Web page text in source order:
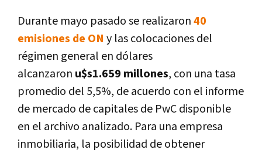
Durante mayo pasado se realizaron40
emisiones de ON y las colocaciones del
régimen general en dólares
alcanzaron u$s1.659 millones, con una tasa
promedio del 5,5%, de acuerdo con el informe
de mercado de capitales de PwC disponible
en el archivo analizado. Para una empresa
inmobiliaria, la posibilidad de obtener